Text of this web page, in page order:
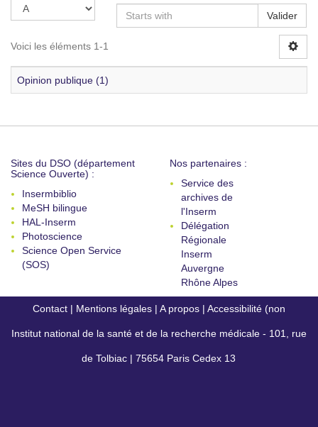
Valider
Voici les éléments 1-1
Opinion publique (1)
Sites du DSO (département
Science Ouverte) :
Insermbiblio
MeSH bilingue
HAL-Inserm
Photoscience
Science Open Service
(SOS)
Nos partenaires :
Service des
archives de
l'Inserm
Délégation
Régionale
Inserm
Auvergne
Rhône Alpes
Contact | Mentions légales | A propos | Accessibilité (non
conforme)
Institut national de la santé et de la recherche médicale - 101, rue
de Tolbiac | 75654 Paris Cedex 13